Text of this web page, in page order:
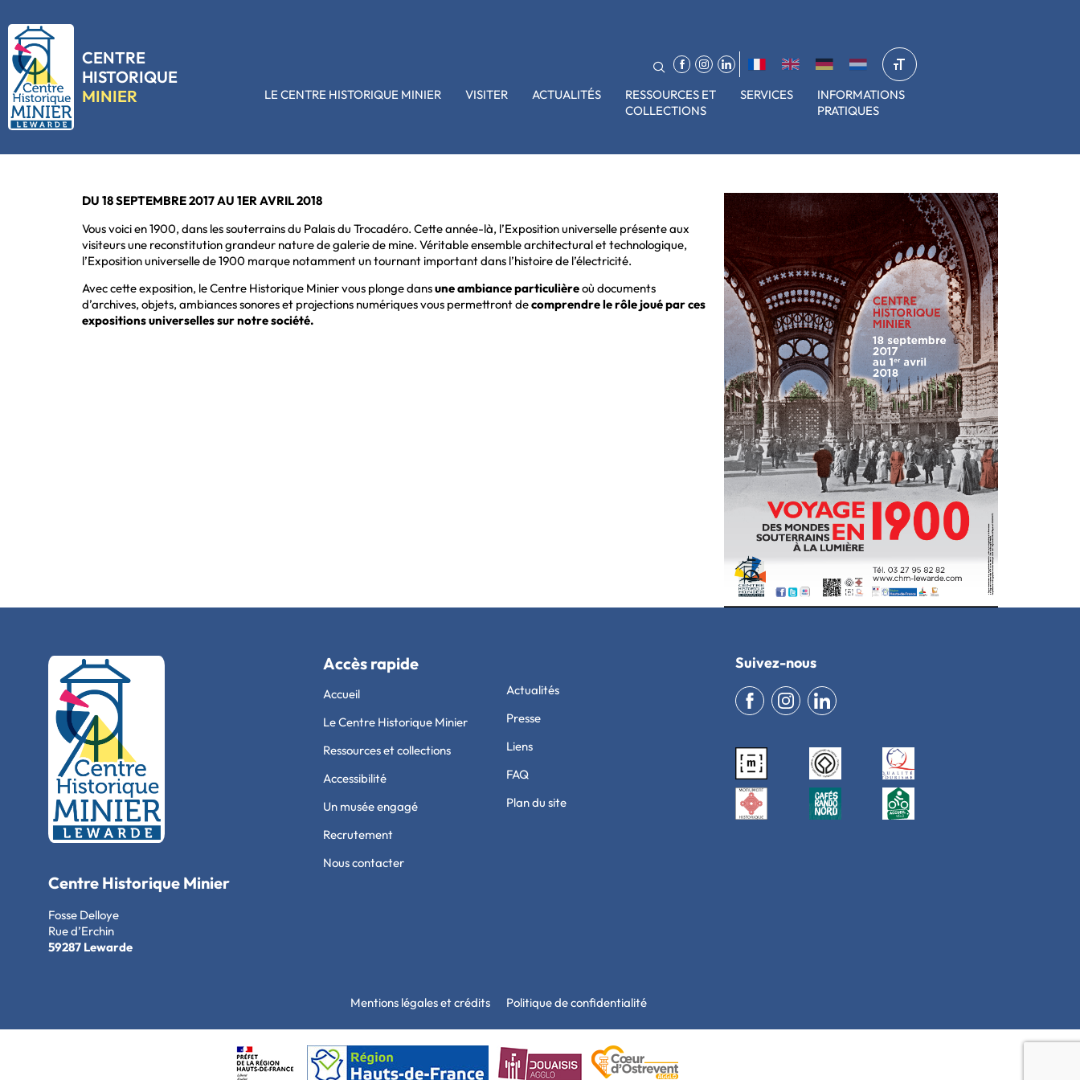
CENTRE
HISTORIQUE
MINIER
LE CENTRE HISTORIQUE MINIER VISITER ACTUALITÉS
RESSOURCES ET
COLLECTIONS
SERVICES
INFORMATIONS
PRATIQUES
DU 18 SEPTEMBRE 2017 AU 1ER AVRIL 2018
Vous voici en 1900, dans les souterrains du Palais du Trocadéro. Cette année-là, l’Exposition universelle présente aux
visiteurs une reconstitution grandeur nature de galerie de mine. Véritable ensemble architectural et technologique,
l’Exposition universelle de 1900 marque notamment un tournant important dans l’histoire de l’électricité.
Avec cette exposition, le Centre Historique Minier vous plonge dansune ambiance particulièreoù documents
d’archives, objets, ambiances sonores et projections numériques vous permettront decomprendre le rôle joué par ces
expositions universelles sur notre société.
Centre Historique Minier
Fosse Delloye
Rue d’Erchin
59287 Lewarde
Accès rapide
Accueil
Le Centre Historique Minier
Ressources et collections
Accessibilité
Un musée engagé
Recrutement
Nous contacter
Actualités
Presse
Liens
FAQ
Plan du site
Suivez-nous
Mentions légales et crédits Politique de confidentialité